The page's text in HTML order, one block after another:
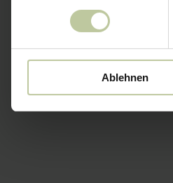
Ablehnen